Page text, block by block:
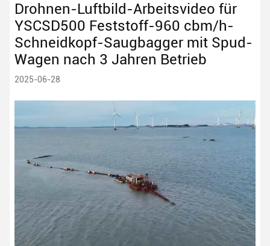
Drohnen-Luftbild-Arbeitsvideo für
YSCSD500 Feststoff-960 cbm/h-
Schneidkopf-Saugbagger mit Spud-
Wagen nach 3 Jahren Betrieb
2025-06-28